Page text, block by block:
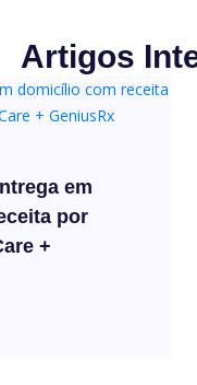
Artigos
em
por
+